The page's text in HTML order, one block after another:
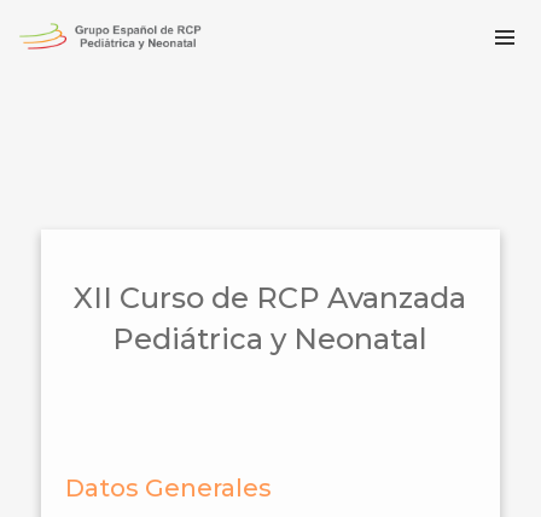
XII Curso de RCP Avanzada
Pediátrica y Neonatal
Datos Generales